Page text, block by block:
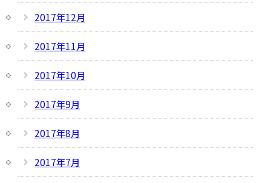
2017年12月
2017年11月
2017年10月
2017年9月
2017年8月
2017年7月